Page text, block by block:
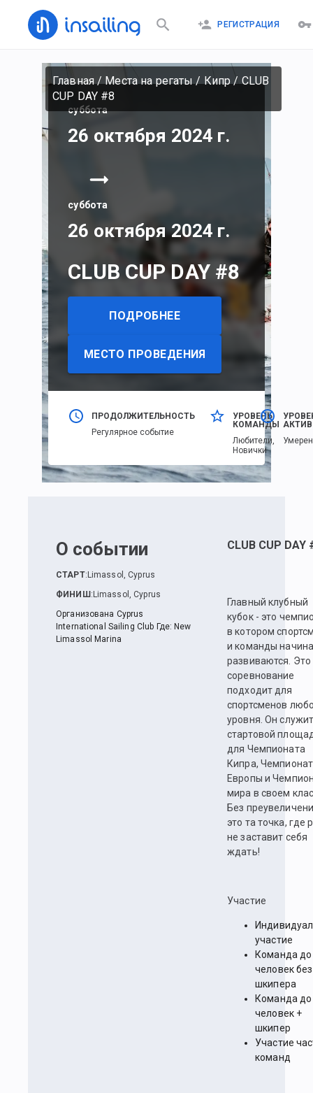
РЕГИСТРАЦИЯ
Главная/Места на регаты/Кипр/CLUB
CUP DAY #8
суббота
26 октября 2024 г.
суббота
26 октября 2024 г.
CLUB CUP DAY #8
ПОДРОБНЕЕ
МЕСТО ПРОВЕДЕНИЯ
ПРОДОЛЖИТЕЛЬНОСТЬ
Регулярное событие
УРОВЕНЬ
КОМАНДЫ
Любители,
Новички
О событии
СТАРТ: Limassol, Cyprus
ФИНИШ : Limassol, Cyprus
Организована Cyprus
International Sailing Club Где: New
Limassol Marina
CLUB CUP DAY
Главный клубный
кубок - это
в котором
и команды
развиваются. Это
соревнование
подходит для
спортсменов
уровня. Он
стартовой
для Чемпионата
Кипра,
Европы и
мира в своем
Без
это та точка, где
не заставит себя
ждать!
Участие
участие
Команда до
человек без
шкипера
Команда до
человек +
шкипер
Участие
команд